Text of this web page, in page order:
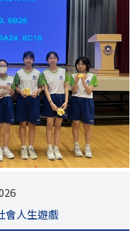
會人生遊戲